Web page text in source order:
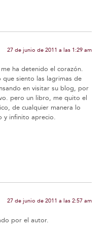
27 de junio de 2011 a las 1:29 am
ha detenido el corazón.
siento las lagrimas de
en visitar su blog, por
pero un libro, me quito el
de cualquier manera lo
y infinito aprecio.
27 de junio de 2011 a las 2:57 am
por el autor.